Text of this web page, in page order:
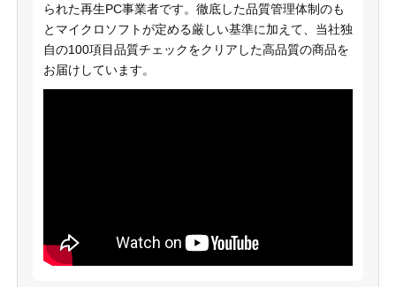
られた再生PC事業者です。徹底した品質管理体制のも
とマイクロソフトが定める厳しい基準に加えて、当社独
自の100項目品質チェックをクリアした高品質の商品を
お届けしています。